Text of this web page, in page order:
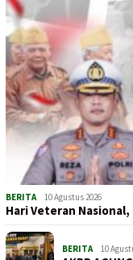
BERITA 10 Agustus 2026
Hari Veteran
BERITA 10